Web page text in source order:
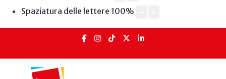
Spaziatura delle lettere 100%